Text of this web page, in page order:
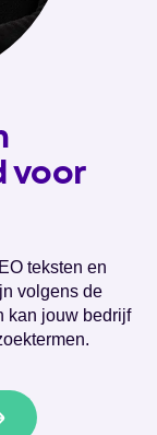
voor
teksten en
volgens de
kan jouw bedrijf